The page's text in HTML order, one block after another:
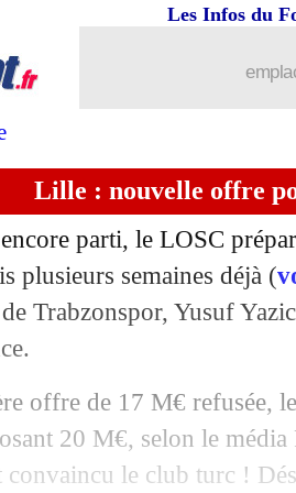
Les Infos du
Lille : nouvelle offre
parti, le LOSC
plusieurs semaines déjà (
Trabzonspor, Yusuf
offre de 17 M€ refusée,
20 M€, selon le
le club turc !
: Pogba, Raiola s'étonne
: Origi vers une
c'est fait (officiel)
prudent de
de signalement contre
tente le coup pour